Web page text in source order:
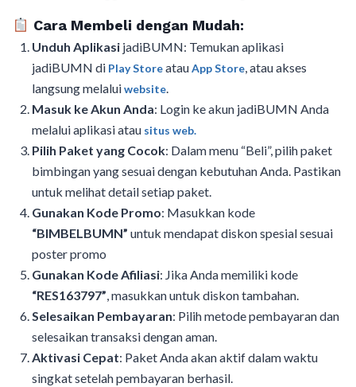
Cara Membeli dengan Mudah:
Unduh Aplikasi jadiBUMN: Temukan aplikasi
jadiBUMN di Play StoreatauApp Store, atau akses
langsung melaluiwebsite.
Masuk ke Akun Anda: Login ke akun jadiBUMN Anda
melalui aplikasi atau situs web.
Pilih Paket yang Cocok: Dalam menu “Beli”, pilih paket
bimbingan yang sesuai dengan kebutuhan Anda. Pastikan
untuk melihat detail setiap paket.
Gunakan Kode Promo: Masukkan kode
“BIMBELBUMN” untuk mendapat diskon spesial sesuai
poster promo
Gunakan Kode Afiliasi: Jika Anda memiliki kode
“RES163797”, masukkan untuk diskon tambahan.
Selesaikan Pembayaran: Pilih metode pembayaran dan
selesaikan transaksi dengan aman.
Aktivasi Cepat: Paket Anda akan aktif dalam waktu
singkat setelah pembayaran berhasil.